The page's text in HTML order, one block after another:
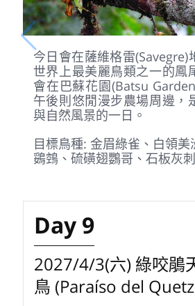
2027/4/2(五) 尋找絢
早餐：特色餐
午餐：特色餐
晚餐 ：特色餐
住宿：Sueños del Bosque Hotel